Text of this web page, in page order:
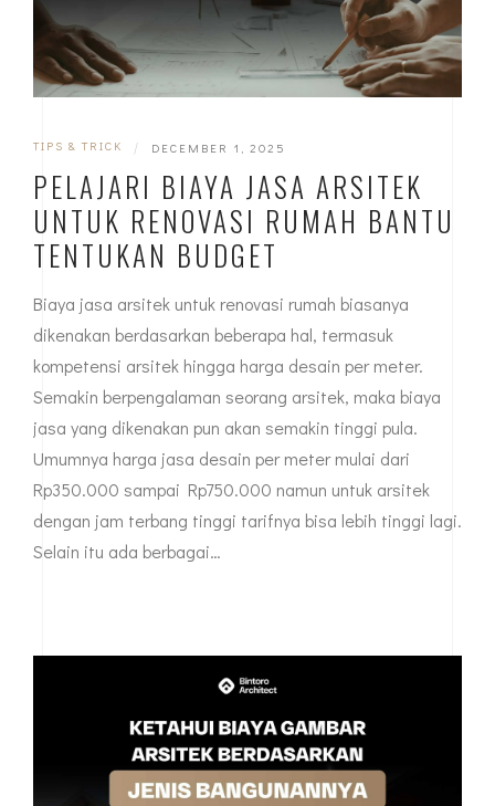
TIPS & TRICK | DECEMBER 1, 2025
PELAJARI BIAYA JASA ARSITEK
UNTUK RENOVASI RUMAH BANTU
TENTUKAN BUDGET
Biaya jasa arsitek untuk renovasi rumah biasanya
dikenakan berdasarkan beberapa hal, termasuk
kompetensi arsitek hingga harga desain per meter.
Semakin berpengalaman seorang arsitek, maka biaya
jasa yang dikenakan pun akan semakin tinggi pula.
Umumnya harga jasa desain per meter mulai dari
Rp350.000 sampai Rp750.000 namun untuk arsitek
dengan jam terbang tinggi tarifnya bisa lebih tinggi lagi.
Selain itu ada berbagai…